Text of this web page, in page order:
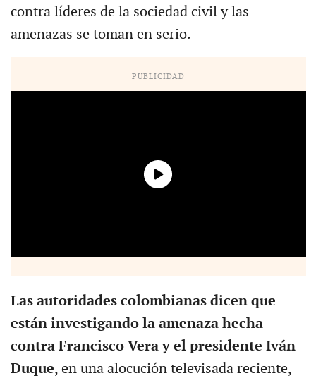
contra líderes de la sociedad civil y las
amenazas se toman en serio.
PUBLICIDAD
Las autoridades colombianas dicen que
están investigando la amenaza hecha
contra Francisco Vera y el presidente Iván
Duque, en una alocución televisada reciente,